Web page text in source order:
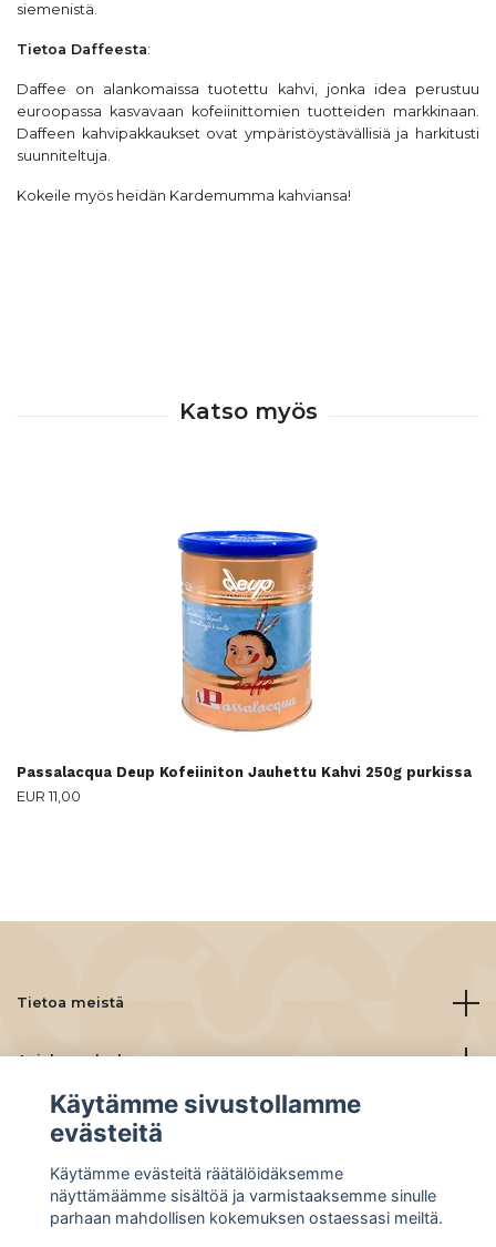
siemenistä.
Tietoa Daffeesta:
Daffee on alankomaissa tuotettu kahvi, jonka idea perustuu
euroopassa kasvavaan kofeiinittomien tuotteiden markkinaan.
Daffeen kahvipakkaukset ovat ympäristöystävällisiä ja harkitusti
suunniteltuja.
Kokeile myös heidän Kardemumma kahviansa!
Passalacqua Deup Kofeiiniton Jauhettu Kahvi 250g purkissa
EUR 11,00
Tietoa meistä
Asiakaspalvelu
Lue lisää
Social Media
Käytämme sivustollamme
evästeitä
Käytämme evästeitä räätälöidäksemme
näyttämäämme sisältöä ja varmistaaksemme sinulle
parhaan mahdollisen kokemuksen ostaessasi meiltä.